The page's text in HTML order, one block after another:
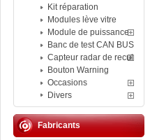
Kit réparation
Modules lève vitre
Module de puissance
Banc de test CAN BUS
Capteur radar de recul
Bouton Warning
Occasions
Divers
Fabricants